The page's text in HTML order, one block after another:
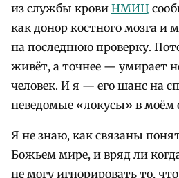
из службы крови НМИЦ
как донор костного мозга и
на последнюю проверку.
живёт, а точнее — умирает
человек. И я — его шанс на
неведомые «локусы» в моём
Я не знаю, как связаны
Божьем мире, и вряд ли
не могу игнорировать то,